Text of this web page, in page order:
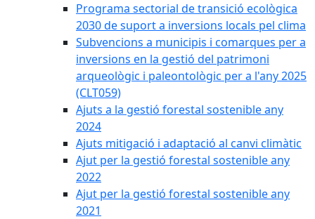
Programa sectorial de transició ecològica
2030 de suport a inversions locals pel clima
Subvencions a municipis i comarques per a
inversions en la gestió del patrimoni
arqueològic i paleontològic per a l'any 2025
(CLT059)
Ajuts a la gestió forestal sostenible any
2024
Ajuts mitigació i adaptació al canvi climàtic
Ajut per la gestió forestal sostenible any
2022
Ajut per la gestió forestal sostenible any
2021